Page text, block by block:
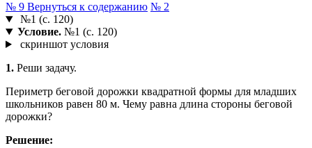
№ 9 Вернуться к содержанию № 2
№1 (с. 120)
Условие.№1 (с. 120)
скриншот условия
1. Реши задачу.
Периметр беговой дорожки квадратной формы для младших
школьников равен 80 м. Чему равна длина стороны беговой
дорожки?
Решение: